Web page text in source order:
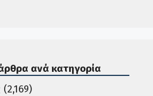
ανά κατηγορία
(2,169)